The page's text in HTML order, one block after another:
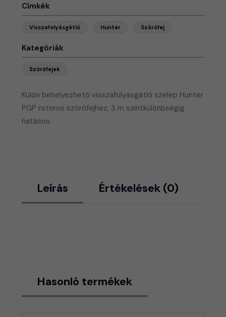
Külön behelyezhető visszafolyásgátló szelep Hunter
PGP rotoros szórófejhez, 3 m szintkülönbségig
hatásos.
Címkék
Visszafolyásgátló Hunter Szórófej
Kategóriák
Szórófejek
Leírás Értékelések (0)
Hasonló termékek